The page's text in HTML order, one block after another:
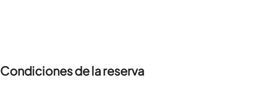
Condiciones de la reserva